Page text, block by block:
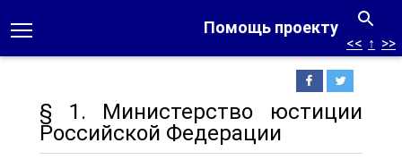
Помощь проекту
<< ↑ >>
§ 1. Министерство юстиции
Российской Федерации